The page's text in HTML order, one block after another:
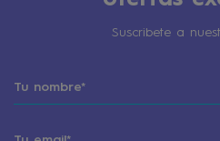
Suscribete a